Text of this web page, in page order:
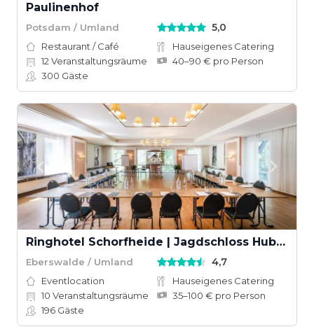
Paulinenhof
Potsdam / Umland 5,0
Restaurant / Café
Hauseigenes Catering
12 Veranstaltungsräume
40–90 € pro Person
300 Gäste
Ringhotel Schorfheide | Jagdschloss Hubertusstock
Eberswalde / Umland 4,7
Eventlocation
Hauseigenes Catering
10 Veranstaltungsräume
35–100 € pro Person
196 Gäste